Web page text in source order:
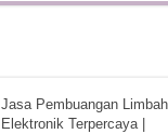
Jasa Pembuangan Limbah
Elektronik Terpercaya |